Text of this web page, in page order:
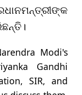
Modi's
Gandhi
SIR, and